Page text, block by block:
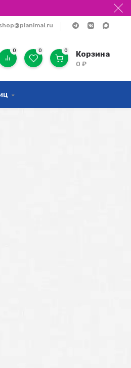
0 0 0 Корзина
0₽